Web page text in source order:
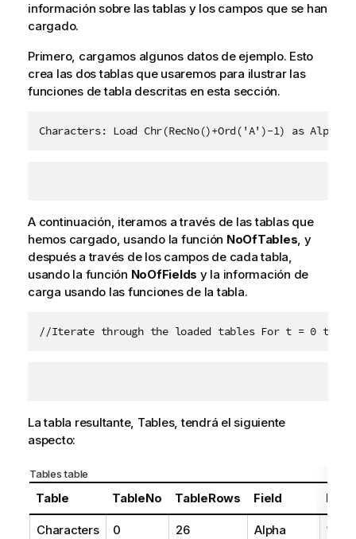
información sobre las tablas y los campos que se han
cargado.
Primero, cargamos algunos datos de ejemplo. Esto
crea las dos tablas que usaremos para ilustrar las
funciones de tabla descritas en esta sección.
Characters: Load Chr(RecNo()+Ord('A')-1) as Alpha,
A continuación, iteramos a través de las tablas que
hemos cargado, usando la función NoOfTables, y
después a través de los campos de cada tabla,
usando la función NoOfFields y la información de
carga usando las funciones de la tabla.
//Iterate through the loaded tables For t = 0 to
La tabla resultante, Tables, tendrá el siguiente
aspecto:
Tables table
Table TableNo TableRows Field
Characters 0 26 Alpha 1